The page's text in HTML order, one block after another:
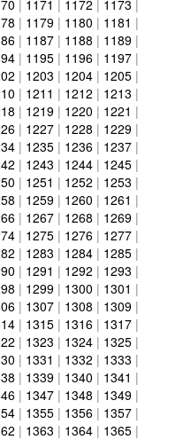
1171 1172 1173
| 1179 | 1180 | 1181 |
| 1187 | 1188 | 1189 |
| 1195 | 1196 | 1197 |
| 1203 | 1204 | 1205 |
| 1211 | 1212 | 1213 |
| 1219 | 1220 | 1221 |
| 1227 | 1228 | 1229 |
| 1235 | 1236 | 1237 |
| 1243 | 1244 | 1245 |
| 1251 | 1252 | 1253 |
| 1259 | 1260 | 1261 |
| 1267 | 1268 | 1269 |
| 1275 | 1276 | 1277 |
| 1283 | 1284 | 1285 |
| 1291 | 1292 | 1293 |
| 1299 | 1300 | 1301 |
| 1307 | 1308 | 1309 |
| 1315 | 1316 | 1317 |
| 1323 | 1324 | 1325 |
| 1331 | 1332 | 1333 |
| 1339 | 1340 | 1341 |
| 1347 | 1348 | 1349 |
| 1355 | 1356 | 1357 |
| 1363 | 1364 | 1365 |